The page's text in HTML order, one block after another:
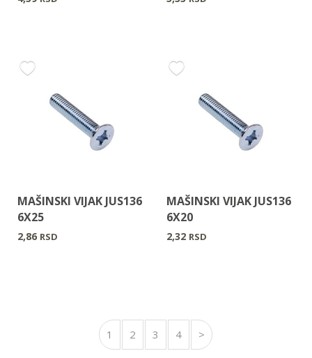
MAŠINSKI VIJAK JUS136
6X25
2,86 RSD
MAŠINSKI VIJAK JUS136
6X20
2,32 RSD
1 2 3 4 >